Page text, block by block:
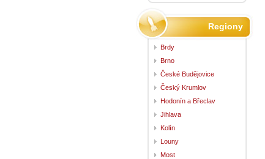
Regiony
Brdy
Brno
České Budějovice
Český Krumlov
Hodonín a Břeclav
Jihlava
Kolín
Louny
Most